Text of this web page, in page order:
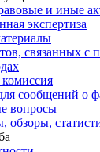
и иные
экспертиза
связанных с
сообщений о
вопросы
обзоры,